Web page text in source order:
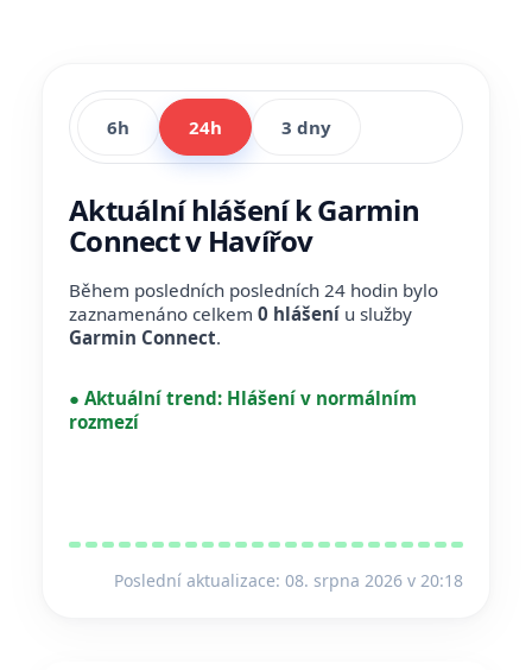
6h 24h 3 dny
Aktuální hlášení k Garmin
Connect v Havířov
Během posledních posledních 24 hodin bylo
zaznamenáno celkem 0 hlášení u služby
Garmin Connect.
● Aktuální trend: Hlášení v normálním
rozmezí
Poslední aktualizace: 08. srpna 2026 v 20:18